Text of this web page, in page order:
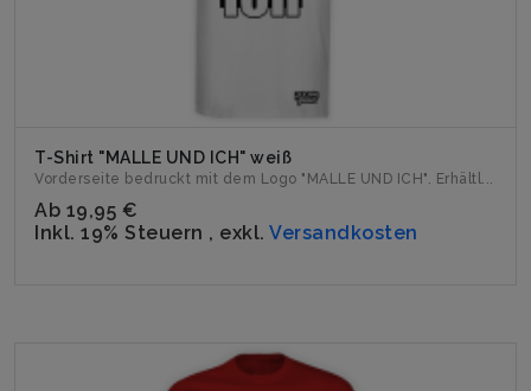
T-Shirt "MALLE UND ICH" weiß
Vorderseite bedruckt mit dem Logo "MALLE UND ICH". Erhältl...
Ab 19,95 €
Inkl. 19% Steuern , exkl. Versandkosten